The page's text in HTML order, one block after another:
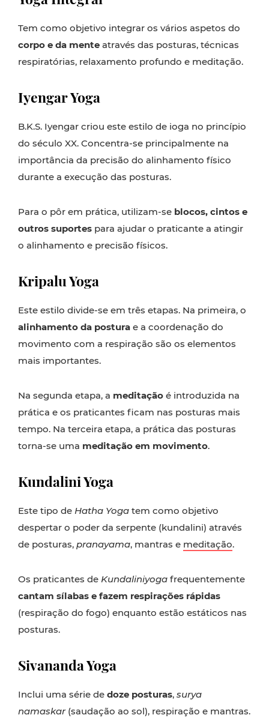
Tem como objetivo integrar os vários aspetos do
corpo e da mente através das posturas, técnicas
respiratórias, relaxamento profundo e meditação.
Iyengar Yoga
B.K.S. Iyengar criou este estilo de ioga no princípio
do século XX. Concentra-se principalmente na
importância da precisão do alinhamento físico
durante a execução das posturas.
Para o pôr em prática, utilizam-se blocos, cintos e
outros suportes para ajudar o praticante a atingir
o alinhamento e precisão físicos.
Kripalu Yoga
Este estilo divide-se em três etapas. Na primeira, o
alinhamento da postura e a coordenação do
movimento com a respiração são os elementos
mais importantes.
Na segunda etapa, a meditação é introduzida na
prática e os praticantes ficam nas posturas mais
tempo. Na terceira etapa, a prática das posturas
torna-se uma meditação em movimento.
Kundalini Yoga
Este tipo de Hatha Yoga tem como objetivo
despertar o poder da serpente (kundalini) através
de posturas, pranayama, mantras e meditação.
Os praticantes de Kundaliniyoga frequentemente
cantam sílabas e fazem respirações rápidas
(respiração do fogo) enquanto estão estáticos nas
posturas.
Sivananda Yoga
Inclui uma série de doze posturas, surya
namaskar(saudação ao sol), respiração e mantras.